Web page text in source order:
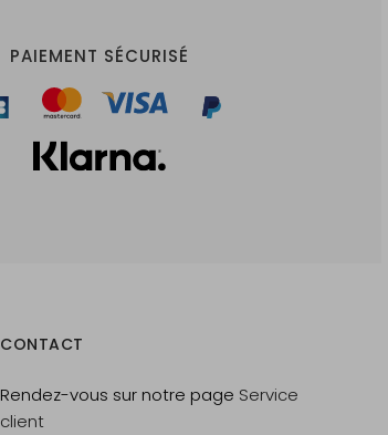
PAIEMENT SÉCURISÉ
CONTACT
Rendez-vous sur notre page Service
client